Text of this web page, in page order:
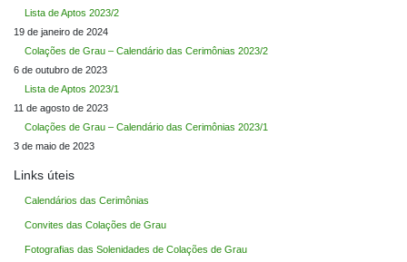
Lista de Aptos 2023/2
19 de janeiro de 2024
Colações de Grau – Calendário das Cerimônias 2023/2
6 de outubro de 2023
Lista de Aptos 2023/1
11 de agosto de 2023
Colações de Grau – Calendário das Cerimônias 2023/1
3 de maio de 2023
Links úteis
Calendários das Cerimônias
Convites das Colações de Grau
Fotografias das Solenidades de Colações de Grau